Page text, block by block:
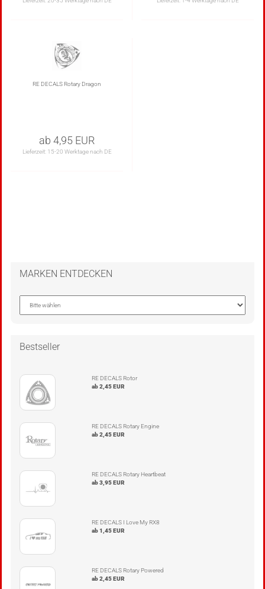
RE DECALS Rotary Dragon
ab 4,95 EUR
Lieferzeit: 15-20 Werktage nach DE
MARKEN ENTDECKEN
Bestseller
RE DECALS Rotor
ab 2,45 EUR
RE DECALS Rotary Engine
ab 2,45 EUR
RE DECALS Rotary Heartbeat
ab 3,95 EUR
RE DECALS I Love My RX8
ab 1,45 EUR
RE DECALS Rotary Powered
ab 2,45 EUR